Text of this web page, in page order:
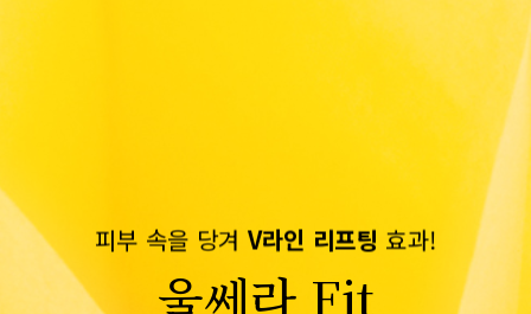
피부 속을 당겨 V라인 리프팅 효과!
울쎄라 Fit